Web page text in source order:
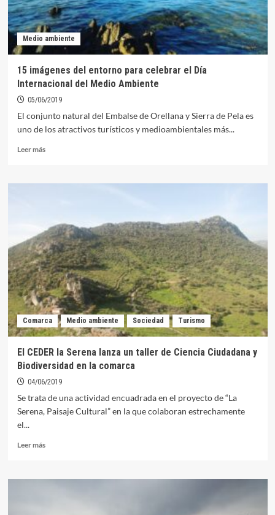
Banderas
Azules
en
Orellana
Medio ambiente
15 imágenes del entorno para celebrar el Día
Internacional del Medio Ambiente
05/06/2019
El conjunto natural del Embalse de Orellana y Sierra de Pela es
uno de los atractivos turísticos y medioambientales más...
Leer másLeer
15
para
celebrar
el
Día
Internacional
del
Medio
Ambiente
Comarca Medio ambiente Sociedad Turismo
El CEDER la Serena lanza un taller de Ciencia Ciudadana y
Biodiversidad en la comarca
04/06/2019
Se trata de una actividad encuadrada en el proyecto de “La
Serena, Paisaje Cultural” en la que colaboran estrechamente
el...
Leer másLeer
El